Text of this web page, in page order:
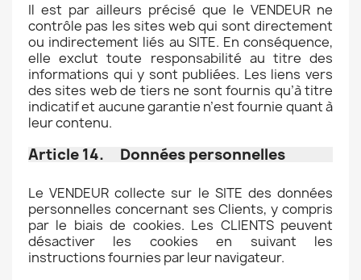
Il est par ailleurs précisé que le VENDEUR ne
contrôle pas les sites web qui sont directement
ou indirectement liés au SITE. En conséquence,
elle exclut toute responsabilité au titre des
informations qui y sont publiées. Les liens vers
des sites web de tiers ne sont fournis qu’à titre
indicatif et aucune garantie n’est fournie quant à
leur contenu.
Article 14. Données personnelles
Le VENDEUR collecte sur le SITE des données
personnelles concernant ses Clients, y compris
par le biais de cookies. Les CLIENTS peuvent
désactiver les cookies en suivant les
instructions fournies par leur navigateur.